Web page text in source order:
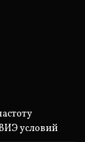
условий